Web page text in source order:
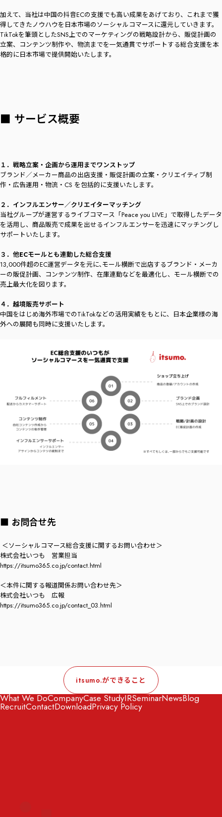
加えて、当社は中国の抖音ECの支援でも高い成果をあげており、これまで獲
得してきたノウハウを日本市場のソーシャルコマースに還元していきます。
TikTokを筆頭としたSNS上でのマーケティングの戦略設計から、販促計画の
立案、コンテンツ制作や、物流までを一気通貫でサポートする総合支援を本
格的に日本市場で提供開始いたします。
■ サービス概要
１．戦略立案・企画から運用までワンストップ
ブランド／メーカー商品の出店支援・販促計画の立案・クリエイティブ制
作・広告運用・物流・CS を包括的に支援いたします。
２．インフルエンサー／クリエイターマッチング
当社グループが運営するライブコマース「Peace you LIVE」で取得したデータ
を活用し、商品販売で成果を出せるインフルエンサーを迅速にマッチングし
サポートいたします。
３．他ECモールとも連動した総合支援
13,000件超のEC運営データを元に､モール横断で出店するブランド・メーカ
ーの販促計画、コンテンツ制作、在庫連動などを最適化し、モール横断での
売上最大化を図ります。
４．越境販売サポート
中国をはじめ海外市場でのTikTokなどの活用実績をもとに、日本企業様の海
外への展開も同時に支援いたします。
■ お問合せ先
＜ソーシャルコマース総合支援に関するお問い合わせ＞
株式会社いつも 営業担当
https://itsumo365.co.jp/contact.html
＜本件に関する報道関係お問い合わせ先＞
株式会社いつも 広報
https://itsumo365.co.jp/contact_03.html
itsumo.ができること
What We DoCompanyCase StudyIRSeminarNewsBlog
RecruitContactDownloadPrivacy Policy